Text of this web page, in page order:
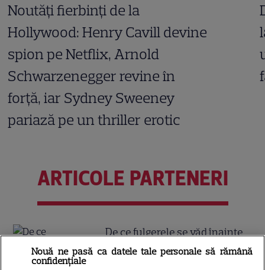
Noutăți fierbinți de la
Hollywood: Henry Cavill devine
spion pe Netflix, Arnold
Schwarzenegger revine în
forță, iar Sydney Sweeney
pariază pe un thriller erotic
ARTICOLE PARTENERI
De ce fulgerele se văd înainte
să se audă tunetul
Nouă ne pasă ca datele tale personale să rămână
confidențiale